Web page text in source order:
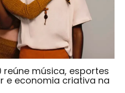
reúne música, esportes
e economia criativa na